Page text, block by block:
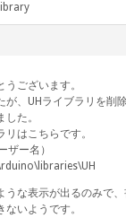
うございます。
が、UHライブラリを削
た。
はこちらです。
ザー名）
うな表示が出るのみで
いようです。